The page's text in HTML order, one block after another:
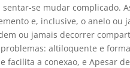
se mudar complicado.
e, inclusive, o anelo ou
ou jamais decorrer
altiloquente e
facilita a conexao, e Apesar